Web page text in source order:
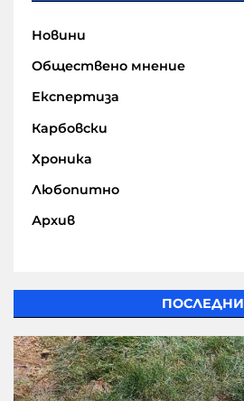
Новини
Обществено мнение
Експертиза
Карбовски
Хроника
Любопитно
Архив
ПОСЛЕДНИ